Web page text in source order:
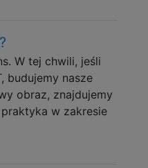
W tej chwili, jeśli
budujemy nasze
obraz, znajdujemy
w zakresie